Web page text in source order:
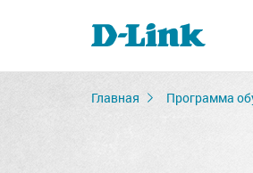
Главная Программа